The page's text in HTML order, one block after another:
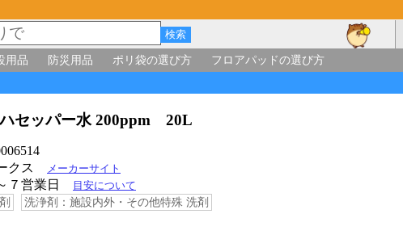
用品 防災用品 ポリ袋の選び方 フロアパッドの選び方
セッパー水 200ppm 20L
クス
メーカーサイト
７営業日 目安について
洗浄剤：施設内外・その他特殊 洗剤